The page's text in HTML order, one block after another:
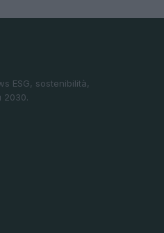
ESG, sostenibilità,
2030.